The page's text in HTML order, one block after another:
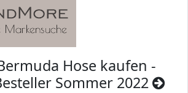
Hose kaufen -
Sommer 2022